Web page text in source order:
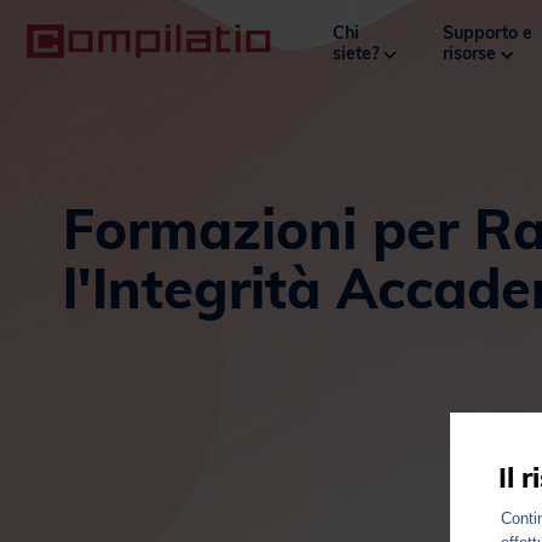
Chi
siete?
Supporto e
risorse
Formazioni per
l'Integrità
Il